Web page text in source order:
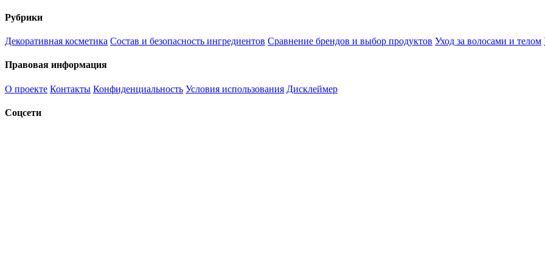
Рубрики
Декоративная косметика Состав и безопасность ингредиентов Сравнение брендов и выбор продуктов Уход за волосами и телом
Правовая информация
О проекте Контакты Конфиденциальность Условия использования Дисклеймер
Соцсети